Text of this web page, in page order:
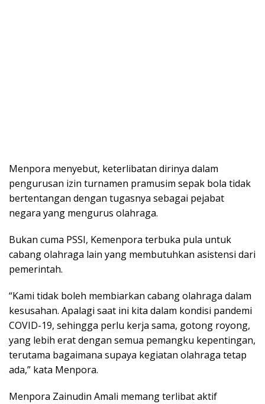
Menpora menyebut, keterlibatan dirinya dalam
pengurusan izin turnamen pramusim sepak bola tidak
bertentangan dengan tugasnya sebagai pejabat
negara yang mengurus olahraga.
Bukan cuma PSSI, Kemenpora terbuka pula untuk
cabang olahraga lain yang membutuhkan asistensi dari
pemerintah.
“Kami tidak boleh membiarkan cabang olahraga dalam
kesusahan. Apalagi saat ini kita dalam kondisi pandemi
COVID-19, sehingga perlu kerja sama, gotong royong,
yang lebih erat dengan semua pemangku kepentingan,
terutama bagaimana supaya kegiatan olahraga tetap
ada,” kata Menpora.
Menpora Zainudin Amali memang terlibat aktif